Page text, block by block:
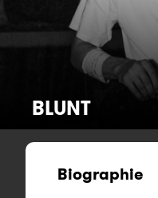
BLUNT
Biographie